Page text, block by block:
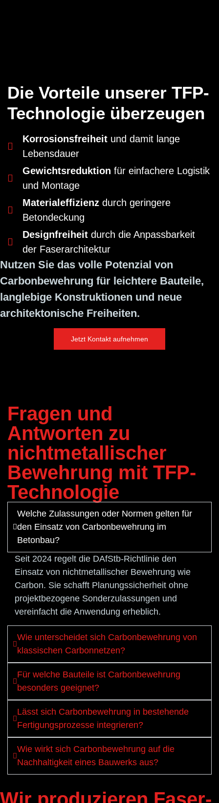
Die Vorteile unserer TFP-
Technologie überzeugen
Korrosionsfreiheit und damit lange
Lebensdauer
Gewichtsreduktion für einfachere Logistik
und Montage
Materialeffizienz durch geringere
Betondeckung
Designfreiheit durch die Anpassbarkeit
der Faserarchitektur
Nutzen Sie das volle Potenzial von
Carbonbewehrung für leichtere Bauteile,
langlebige Konstruktionen und neue
architektonische Freiheiten.
Jetzt Kontakt aufnehmen
Fragen und
Antworten zu
nichtmetallischer
Bewehrung mit TFP-
Technologie
Welche Zulassungen oder Normen gelten für
den Einsatz von Carbonbewehrung im
Betonbau?
Seit 2024 regelt die DAfStb-Richtlinie den
Einsatz von nichtmetallischer Bewehrung wie
Carbon. Sie schafft Planungssicherheit ohne
projektbezogene Sonderzulassungen und
vereinfacht die Anwendung erheblich.
Wie unterscheidet sich Carbonbewehrung von
klassischen Carbonnetzen?
Für welche Bauteile ist Carbonbewehrung
besonders geeignet?
Lässt sich Carbonbewehrung in bestehende
Fertigungsprozesse integrieren?
Wie wirkt sich Carbonbewehrung auf die
Nachhaltigkeit eines Bauwerks aus?